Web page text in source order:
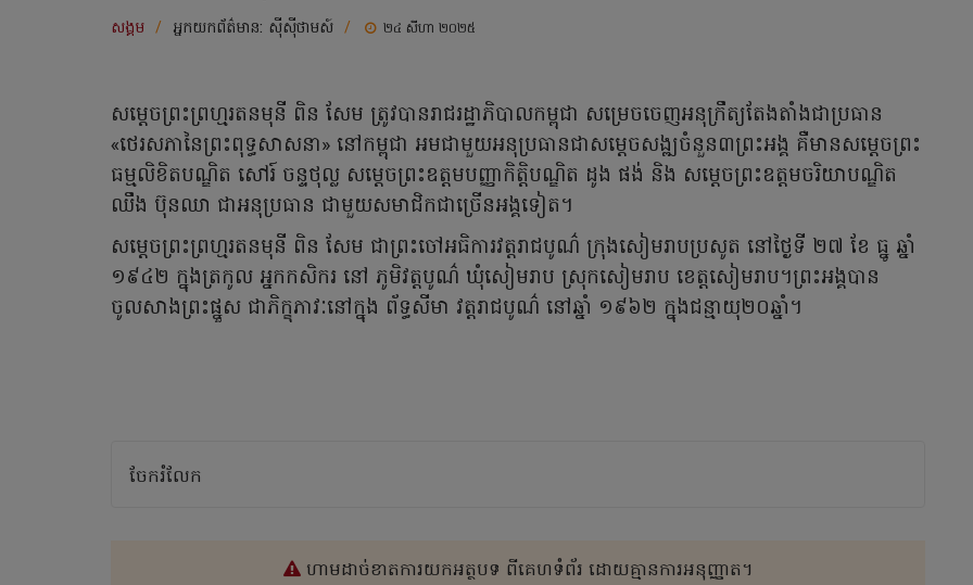
សង្គម / អ្នកយកព័ត៌មាន: ស៊ីស៊ីថាមស៍ / ២៤ សីហា ២០២៥
សម្ដេចព្រះព្រហ្មរតនមុនី ពិន សែម ត្រូវបានរាជរដ្ឋាភិបាលកម្ពុជា សម្រេចចេញអនុក្រឹត្យតែងតាំងជាប្រធាន
«ថេរសភានៃព្រះពុទ្ធសាសនា» នៅកម្ពុជា អមជាមួយអនុប្រធានជាសម្តេចសង្ឍចំនួន៣ព្រះអង្គ គឺមានសម្តេចព្រះ
ធម្មលិខិតបណ្ឌិត សៅរ៍ ចន្ទថុល្ល សម្តេចព្រះឧត្តមបញ្ញាកិត្តិបណ្ឌិត ដូង ផង់ និង សម្តេចព្រះឧត្តមចរិយាបណ្ឌិត
ឈឹង ប៊ុនឈា ជាអនុប្រធាន ជាមួយសមាជិកជាច្រើនអង្គទៀត។
សម្ដេចព្រះព្រហ្មរតនមុនី ពិន សែម ជាព្រះចៅអធិការវត្ដរាជបូណ៌ ក្រុងសៀមរាបប្រសូត នៅថ្ងៃទី ២៧ ខែ ធ្នូ ឆ្នាំ
១៩៤២ ក្នុងត្រកូល អ្នកកសិករ នៅ ភូមិវត្តបូណ៌ ឃុំសៀមរាប ស្រុកសៀមរាប ខេត្តសៀមរាប។ព្រះអង្គបាន
ចូលសាងព្រះផ្នួស ជាភិក្ខុភាវៈនៅក្នុង ព័ទ្ធសីមា វត្តរាជបូណ៌ នៅឆ្នាំ ១៩៦២ ក្នុងជន្មាយុ២០ឆ្នាំ។
ចែករំលែក
ហាមដាច់ខាតការយកអត្ថបទ ពីគេហទំព័រ ដោយគ្មានការអនុញ្ញាត។